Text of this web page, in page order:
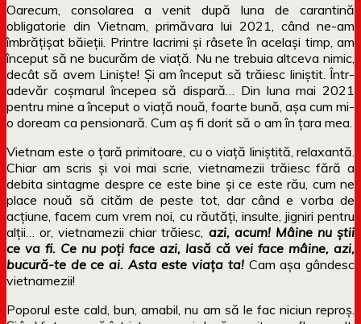
Oarecum, consolarea a venit după luna de carantină
obligatorie din Vietnam, primăvara lui 2021, când ne-am
îmbrățișat băieții. Printre lacrimi și râsete în același timp, am
început să ne bucurăm de viață. Nu ne trebuia altceva nimic,
decât să avem Liniște! Și am început să trăiesc liniștit. Într-
adevăr coșmarul începea să dispară… Din luna mai 2021
pentru mine a început o viață nouă, foarte bună, așa cum mi-
o doream ca pensionară. Cum aș fi dorit să o am în țara mea.
Vietnam este o țară primitoare, cu o viață liniștită, relaxantă.
Chiar am scris și voi mai scrie, vietnamezii trăiesc fără a
debita sintagme despre ce este bine și ce este rău, cum ne
place nouă să cităm de peste tot, dar când e vorba de
acțiune, facem cum vrem noi, cu răutăți, insulte, jigniri pentru
alții… or, vietnamezii chiar trăiesc, azi, acum! Mâine nu știi
ce va fi. Ce nu poți face azi, lasă că vei face mâine, azi,
bucură-te de ce ai. Asta este viața ta! Cam așa gândesc
vietnamezii!
Poporul este cald, bun, amabil, nu am să le fac niciun reproș.